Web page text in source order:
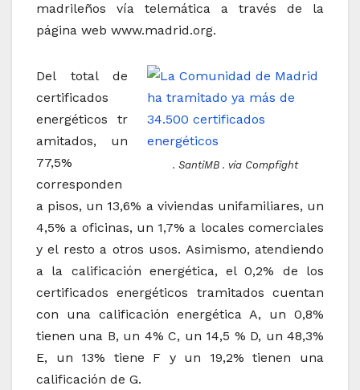
madrileños vía telemática a través de la
página web www.madrid.org.
. SantiMB . via Compfight
Del total de
certificados
energéticos tr
amitados, un
77,5%
corresponden
a pisos, un 13,6% a viviendas unifamiliares, un
4,5% a oficinas, un 1,7% a locales comerciales
y el resto a otros usos. Asimismo, atendiendo
a la calificación energética, el 0,2% de los
certificados energéticos tramitados cuentan
con una calificación energética A, un 0,8%
tienen una B, un 4% C, un 14,5 % D, un 48,3%
E, un 13% tiene F y un 19,2% tienen una
calificación de G.